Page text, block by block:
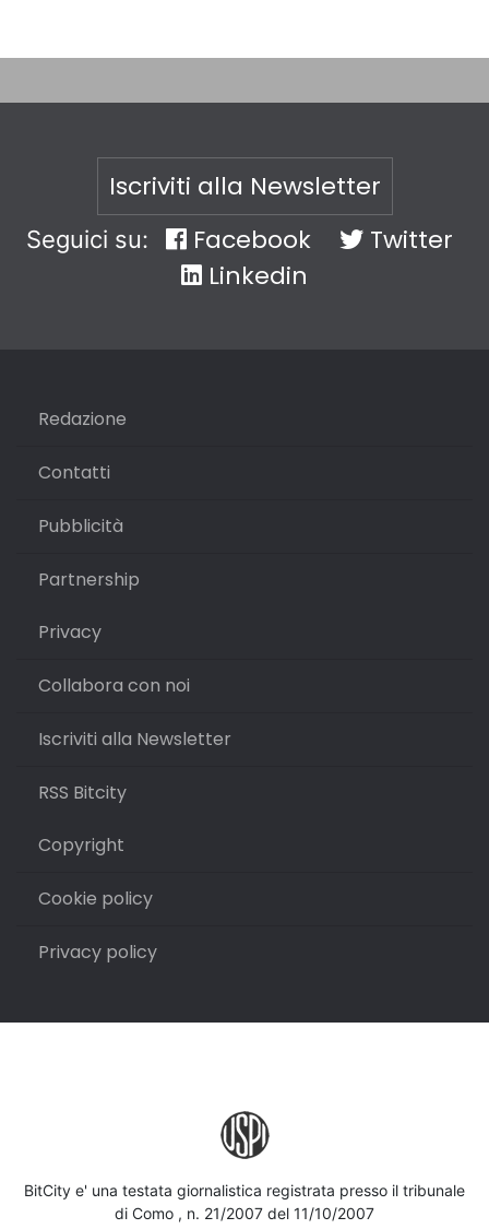
Iscriviti alla Newsletter
Seguici su: Facebook
Twitter
Linkedin
Redazione
Contatti
Pubblicità
Partnership
Privacy
Collabora con noi
Iscriviti alla Newsletter
RSS Bitcity
Copyright
Cookie policy
Privacy policy
BitCity e' una testata giornalistica registrata presso il tribunale
di Como , n. 21/2007 del 11/10/2007